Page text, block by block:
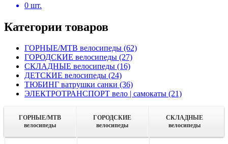
0 шт.
Категории товаров
ГОРНЫЕ/MTB велосипеды (62)
ГОРОДСКИЕ велосипеды (27)
СКЛАДНЫЕ велосипеды (16)
ДЕТСКИЕ велосипеды (24)
ТЮБИНГ ватрушки санки (36)
ЭЛЕКТРОТРАНСПОРТ вело | самокаты (21)
ГОРНЫЕ/MTB
велосипеды
ГОРОДСКИЕ
велосипеды
СКЛАДНЫЕ
велосипеды